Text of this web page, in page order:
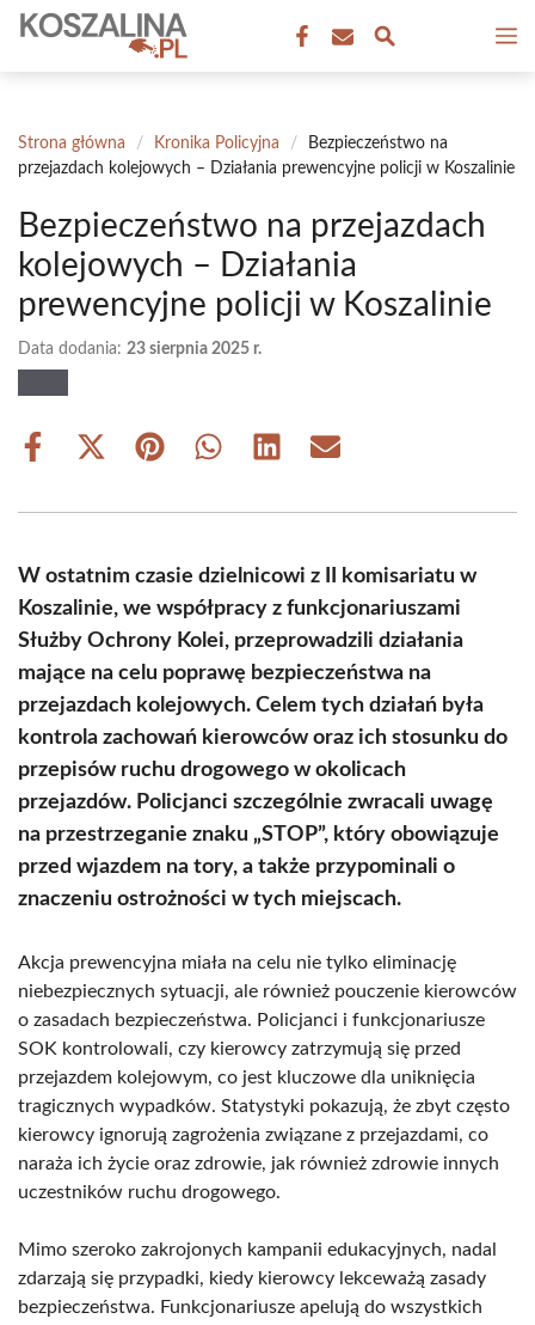
Przejdź
treści
Strona główna / Kronika Policyjna /
Bezpieczeństwo na
przejazdach kolejowych – Działania prewencyjne policji w Koszalinie
Bezpieczeństwo na przejazdach
kolejowych – Działania
prewencyjne policji w Koszalinie
Data dodania: 23 sierpnia 2025 r.
Share
Share
(Twitter)
Share Share Share Share
W ostatnim czasie dzielnicowi z II komisariatu w
Koszalinie, we współpracy z funkcjonariuszami
Służby Ochrony Kolei, przeprowadzili działania
mające na celu poprawę bezpieczeństwa na
przejazdach kolejowych. Celem tych działań była
kontrola zachowań kierowców oraz ich stosunku do
przepisów ruchu drogowego w okolicach
przejazdów. Policjanci szczególnie zwracali uwagę
na przestrzeganie znaku „STOP”, który obowiązuje
przed wjazdem na tory, a także przypominali o
znaczeniu ostrożności w tych miejscach.
Akcja prewencyjna miała na celu nie tylko eliminację
niebezpiecznych sytuacji, ale również pouczenie kierowców
o zasadach bezpieczeństwa. Policjanci i funkcjonariusze
SOK kontrolowali, czy kierowcy zatrzymują się przed
przejazdem kolejowym, co jest kluczowe dla uniknięcia
tragicznych wypadków. Statystyki pokazują, że zbyt często
kierowcy ignorują zagrożenia związane z przejazdami, co
naraża ich życie oraz zdrowie, jak również zdrowie innych
uczestników ruchu drogowego.
Mimo szeroko zakrojonych kampanii edukacyjnych, nadal
zdarzają się przypadki, kiedy kierowcy lekceważą zasady
bezpieczeństwa. Funkcjonariusze apelują do wszystkich